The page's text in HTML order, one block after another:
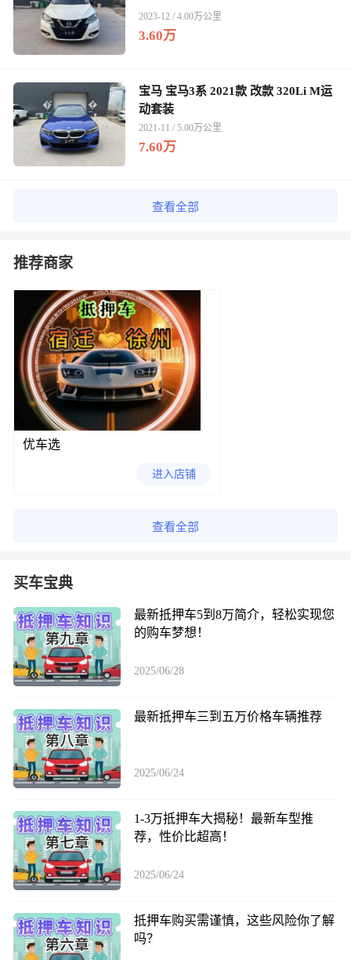
2023-12 / 4.00万公里
3.60万
宝马 宝马3系 2021款 改款 320Li M运
动套装
2021-11 / 5.00万公里
7.60万
查看全部
推荐商家
优车选
进入店铺
查看全部
买车宝典
最新抵押车5到8万简介，轻松实现您
的购车梦想！
2025/06/28
最新抵押车三到五万价格车辆推荐
2025/06/24
1-3万抵押车大揭秘！最新车型推
荐，性价比超高！
2025/06/24
抵押车购买需谨慎，这些风险你了解
吗？